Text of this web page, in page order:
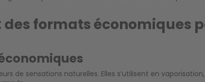
des formats économiques
de sensations naturelles. Elles s’utilisent en